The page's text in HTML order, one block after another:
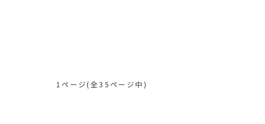
1ページ(全35ページ中)